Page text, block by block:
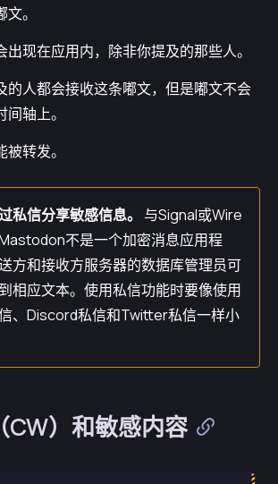
。
出现在应用内，除非你提及的那些人。
的人都会接收这条嘟文，但是嘟文不会
轴上。
转发。
私信分享敏感信息。 与Signal或Wire
不是一个加密消息应用程
方和接收方服务器的数据库管理员可
相应文本。使用私信功能时要像使用
、Discord私信和Twitter私信一样小
CW）和敏感内容